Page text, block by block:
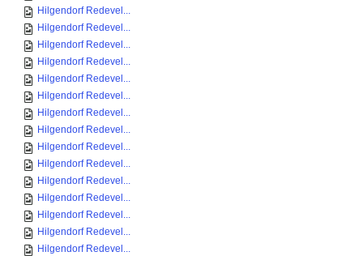
Hilgendorf Redevel...
Hilgendorf Redevel...
Hilgendorf Redevel...
Hilgendorf Redevel...
Hilgendorf Redevel...
Hilgendorf Redevel...
Hilgendorf Redevel...
Hilgendorf Redevel...
Hilgendorf Redevel...
Hilgendorf Redevel...
Hilgendorf Redevel...
Hilgendorf Redevel...
Hilgendorf Redevel...
Hilgendorf Redevel...
Hilgendorf Redevel...